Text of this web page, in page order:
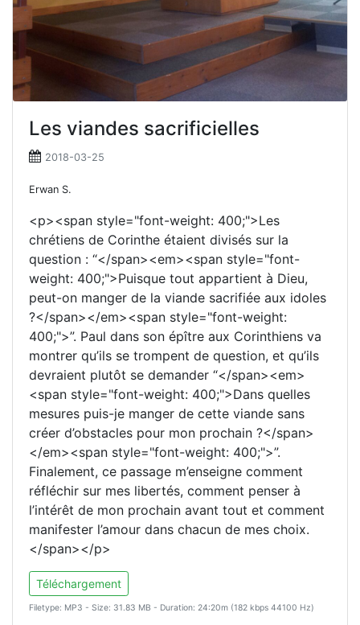
Les viandes sacrificielles
2018-03-25
Erwan S.
<p><span style="font-weight: 400;">Les
chrétiens de Corinthe étaient divisés sur la
question : “</span><em><span style="font-
weight: 400;">Puisque tout appartient à Dieu,
peut-on manger de la viande sacrifiée aux idoles
?</span></em><span style="font-weight:
400;">”. Paul dans son épître aux Corinthiens va
montrer qu’ils se trompent de question, et qu’ils
devraient plutôt se demander “</span><em>
<span style="font-weight: 400;">Dans quelles
mesures puis-je manger de cette viande sans
créer d’obstacles pour mon prochain ?</span>
</em><span style="font-weight: 400;">”.
Finalement, ce passage m’enseigne comment
réfléchir sur mes libertés, comment penser à
l’intérêt de mon prochain avant tout et comment
manifester l’amour dans chacun de mes choix.
</span></p>
Téléchargement
Filetype: MP3 - Size: 31.83 MB - Duration: 24:20m (182 kbps 44100 Hz)